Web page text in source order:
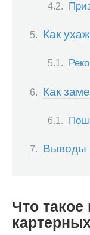
Как
Как
Выводы
Что такое